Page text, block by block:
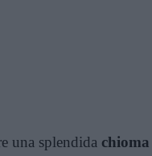
una splendida